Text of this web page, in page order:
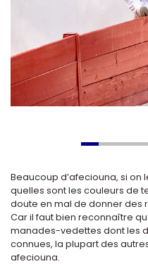
Beaucoup d’afeciouna, si
quelles sont les couleurs de
doute en mal de donner des
Car il faut bien reconnaître
manades-vedettes dont les
connues, la plupart des
afeciouna.